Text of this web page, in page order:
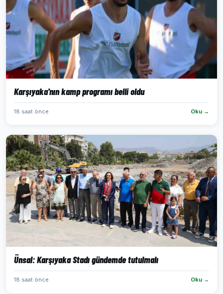
Karşıyaka'nın kamp programı belli oldu
18 saat önce Oku →
Ünsal: Karşıyaka Stadı gündemde tutulmalı
18 saat önce Oku →